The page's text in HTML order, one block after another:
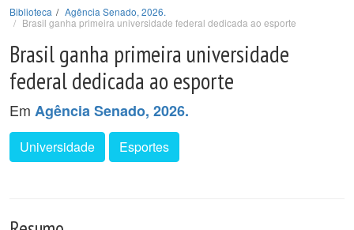
Biblioteca
Agência Senado, 2026.
Brasil ganha primeira universidade federal dedicada ao esporte
Brasil ganha primeira universidade
federal dedicada ao esporte
Em Agência Senado, 2026.
Universidade Esportes